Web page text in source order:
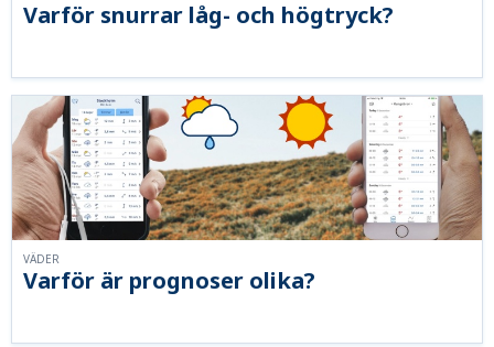
Varför snurrar låg- och högtryck?
Varför är prognoser olika?
VÄDER